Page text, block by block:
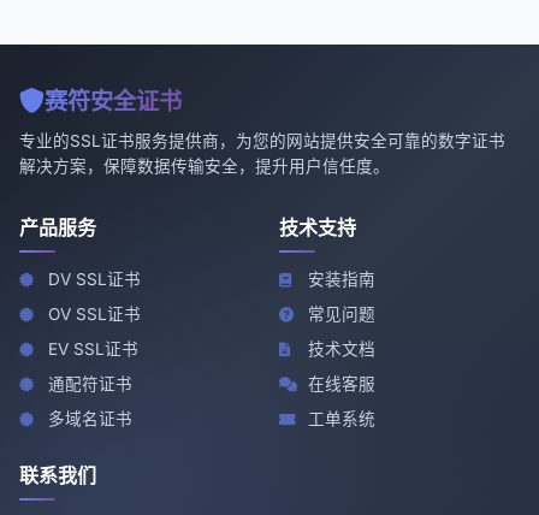
赛符安全证书
专业的SSL证书服务提供商，为您的网站提供安全可靠的数字证书
解决方案，保障数据传输安全，提升用户信任度。
产品服务
DV SSL证书
OV SSL证书
EV SSL证书
通配符证书
多域名证书
技术支持
安装指南
常见问题
技术文档
在线客服
工单系统
联系我们